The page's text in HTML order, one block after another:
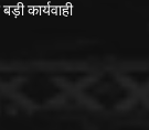
कार्यवाही